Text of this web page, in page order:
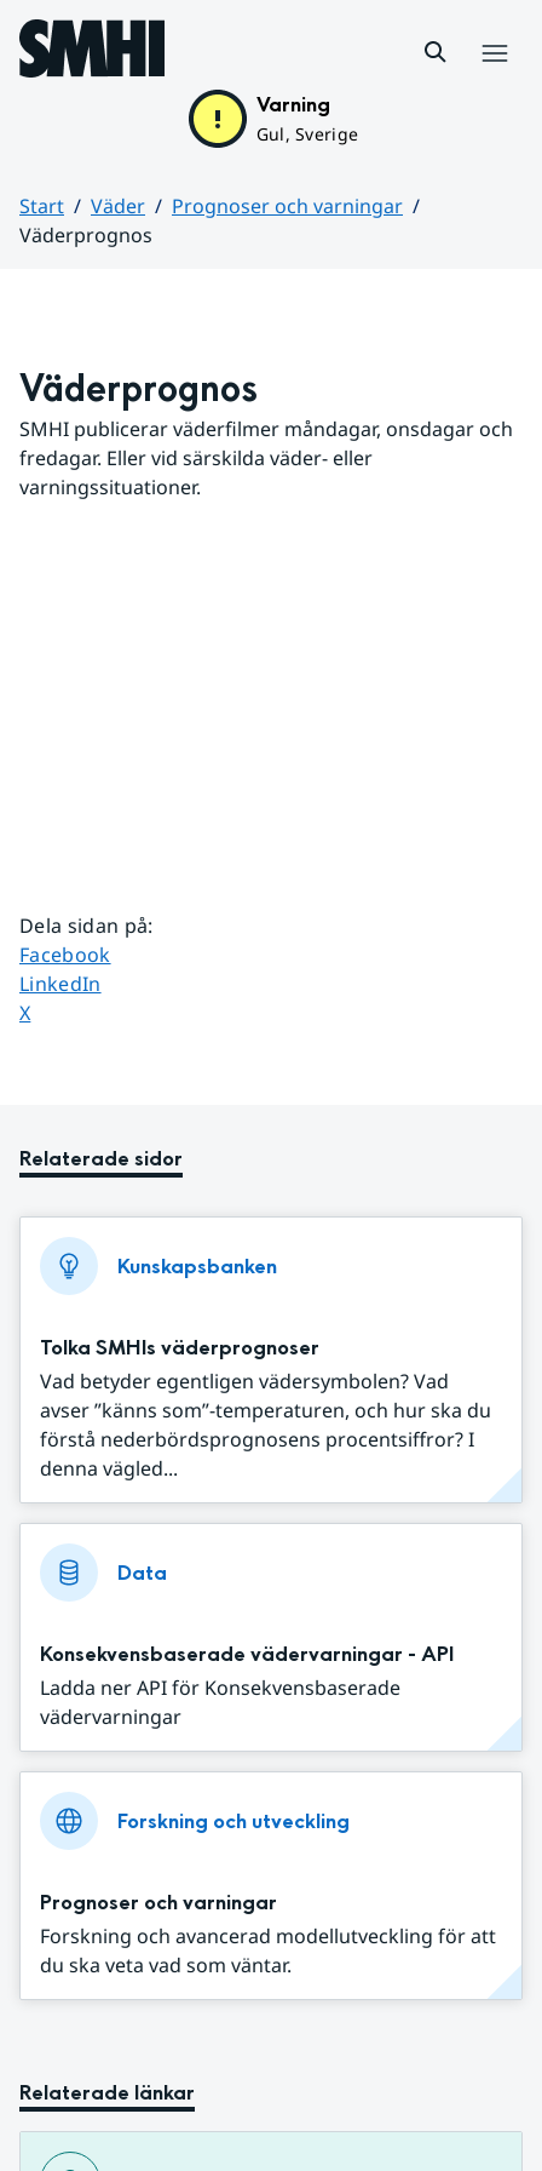
Hoppa till sidans innehåll
Varning
Gul, Sverige
Start Väder
Prognoser och varningar
Väderprognos
Väderprognos
SMHI publicerar väderfilmer måndagar, onsdagar och
fredagar. Eller vid särskilda väder- eller
varningssituationer.
Dela sidan på:
Dela sidan på
Facebook
Dela sidan på
LinkedIn
Dela sidan på
X
Relaterade sidor
Kunskapsbanken
Tolka SMHIs väderprognoser
Vad betyder egentligen vädersymbolen? Vad
avser ”känns som”-temperaturen, och hur ska du
förstå nederbördsprognosens procentsiffror? I
denna vägled...
Data
Konsekvensbaserade vädervarningar - API
Ladda ner API för Konsekvensbaserade
vädervarningar
Forskning och utveckling
Prognoser och varningar
Forskning och avancerad modellutveckling för att
du ska veta vad som väntar.
Relaterade länkar